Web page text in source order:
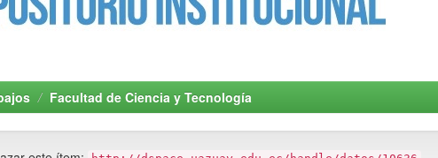
Facultad de Ciencia y Tecnología